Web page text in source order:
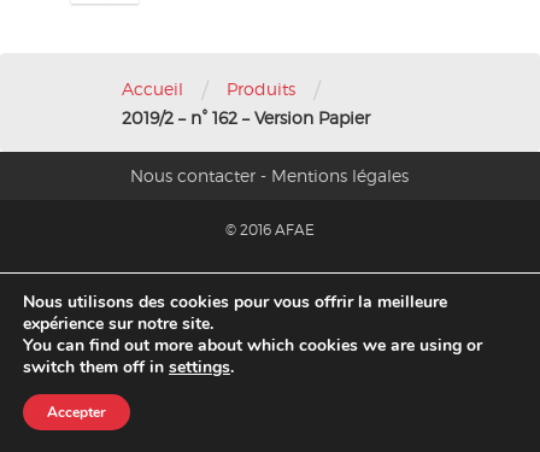
Papier
Accueil / Produits /
2019/2 – n° 162 – Version Papier
Nous contacter - Mentions légales
© 2016 AFAE
Nous utilisons des cookies pour vous offrir la meilleure
expérience sur notre site.
You can find out more about which cookies we are using or
switch them off in settings.
Accepter